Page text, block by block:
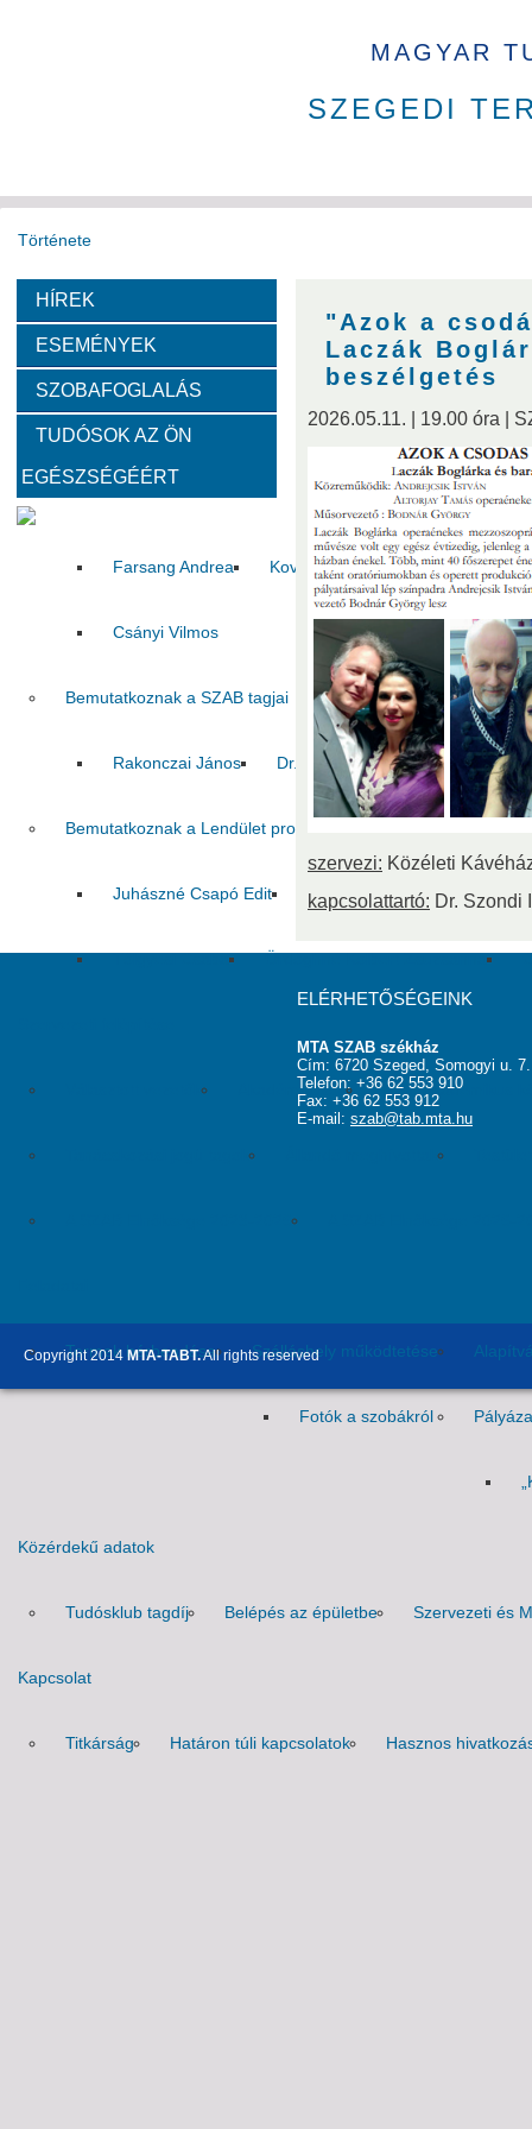
MAGYAR
SZEGEDI
Története
Székház
Fotók a székházról
Bemutatkoznak a SZAB akadémikusai
Kemény Lajos Hohmann Judit Gyimóthy Tibor
Farsang Andrea Kovács Zoltán Pál Csaba
Csányi Vilmos
Bemutatkoznak a SZAB tagjai
Rakonczai János Dr. Pálfi György Jelasity Márk
Bemutatkoznak a Lendület program nyertesei
Juhászné Csapó Edit Tóth Szilvia Tombácz
Tölgyesi Csaba Ördöghné Kolbert Zsuzsanna
Választott vezetők Akadémikusok Nem akadémikus
Tanácskozási jogú tagok Állandó meghívottak
A SZAB Elnöksége 2023-2026
Termek bérbeadása Szálláshely működtetése
Fotók a szobákról
Közérdekű adatok
Tudósklub tagdíj Belépés az épületbe Szervezeti és
Kapcsolat
Titkárság Határon túli kapcsolatok Hasznos
HÍREK
ESEMÉNYEK
SZOBAFOGLALÁS
TUDÓSOK AZ ÖN
EGÉSZSÉGÉÉRT
"Azok a
Laczák
beszélgetés
2026.05.11. | 19.00 óra |
szervezi: Közéleti
kapcsolattartó: Dr. Szondi
ELÉRHETŐSÉGEINK
MTA SZAB székház
Cím: 6720 Szeged, Somogyi u. 7.
Telefon: +36 62 553 910
Fax: +36 62 553 912
E-mail: szab@tab.mta.hu
Copyright 2014 MTA-TABT.All rights reserved